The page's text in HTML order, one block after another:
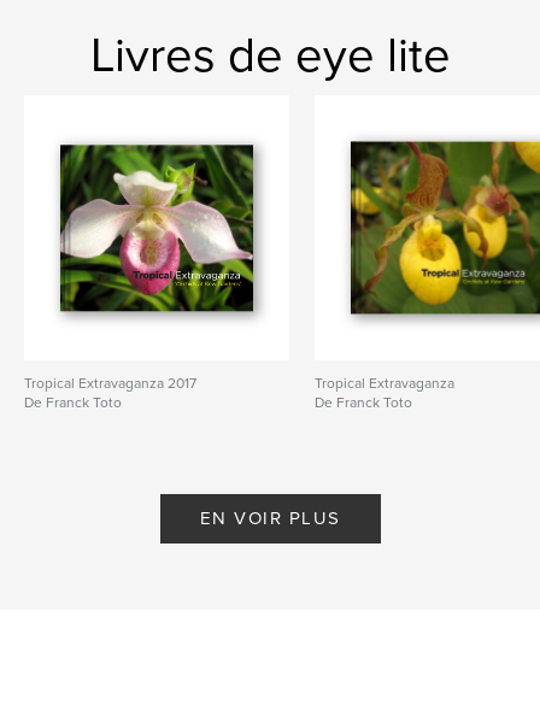
Livres de eye lite
Tropical Extravaganza 2017
De Franck Toto
Tropical Extravaganza
De Franck Toto
EN VOIR PLUS